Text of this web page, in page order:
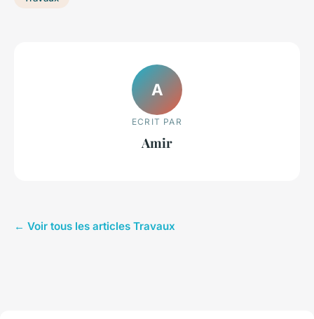
A
ECRIT PAR
Amir
← Voir tous les articles Travaux